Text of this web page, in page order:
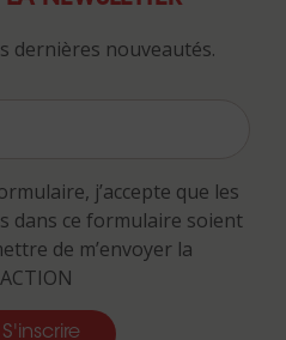
dernières nouveautés.
j’accepte que les
dans ce formulaire soient
de m’envoyer la
S'inscrire